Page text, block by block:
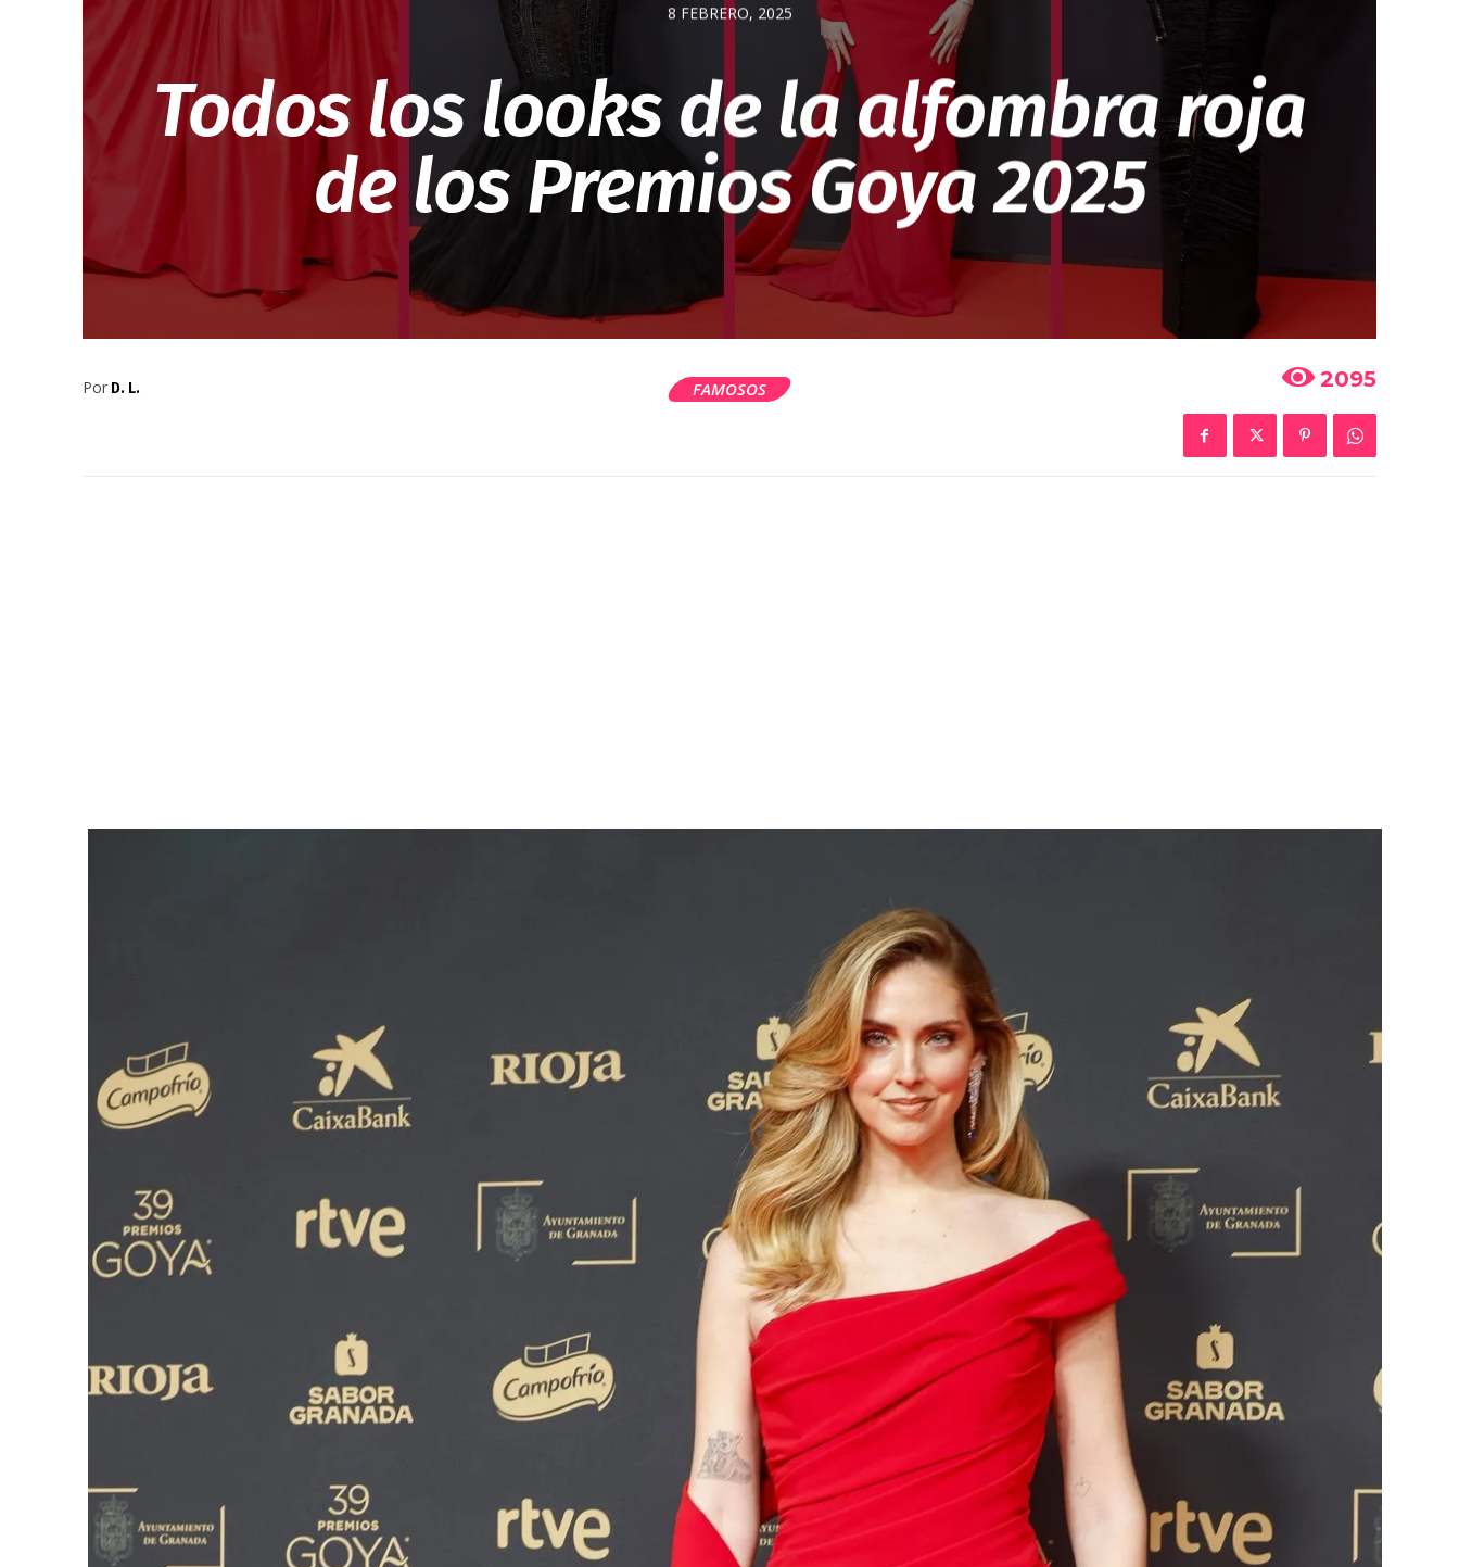
8 FEBRERO, 2025
Todos los looks de la alfombra roja
de los Premios Goya 2025
Por D. L. FAMOSOS 2095